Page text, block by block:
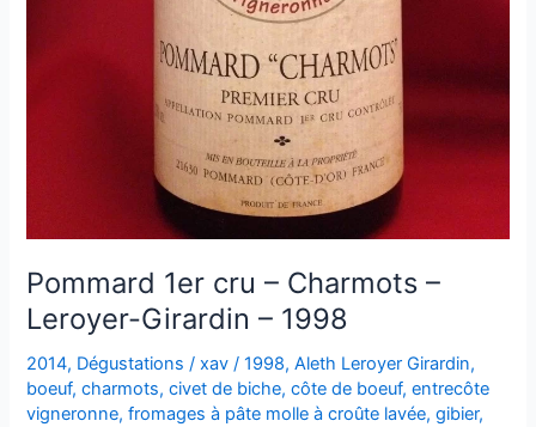
Pommard 1er cru – Charmots –
Leroyer-Girardin – 1998
2014, Dégustations /xav/1998,Aleth Leroyer Girardin,
boeuf,charmots,civet de biche,côte de boeuf,entrecôte
vigneronne,fromages à pâte molle à croûte lavée,gibier,